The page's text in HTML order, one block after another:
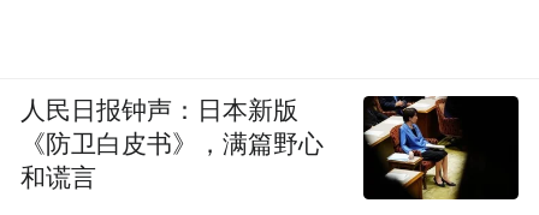
人民日报钟声：日本新版
《防卫白皮书》，满篇野心
和谎言